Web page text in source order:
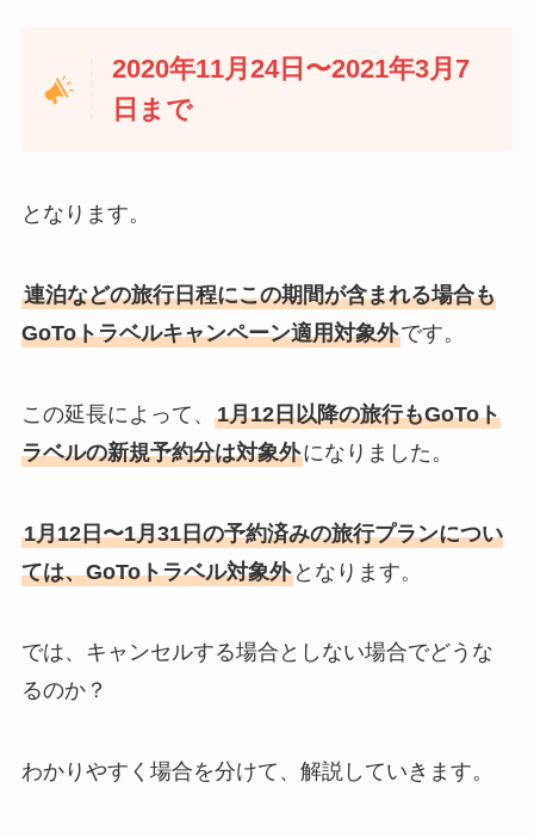
2020年11月24日〜2021年3月7
日まで
となります。
連泊などの旅行日程にこの期間が含まれる場合も
GoToトラベルキャンペーン適用対象外です。
この延長によって、 1月12日以降の旅行もGoToト
ラベルの新規予約分は対象外になりました。
1月12日〜1月31日の予約済みの旅行プランについ
ては、GoToトラベル対象外となります。
では、キャンセルする場合としない場合でどうな
るのか？
わかりやすく場合を分けて、解説していきます。